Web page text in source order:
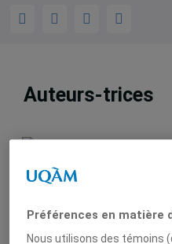
Auteurs-trices
Préférences en matière
Nous utilisons des témoins